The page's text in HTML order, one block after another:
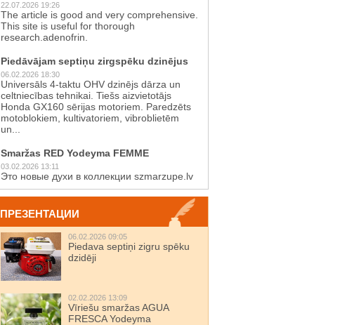
22.07.2026 19:26
The article is good and very comprehensive.
This site is useful for thorough
research.adenofrin.
Piedāvājam septiņu zirgspēku dzinējus
06.02.2026 18:30
Universāls 4-taktu OHV dzinējs dārza un
celtniecības tehnikai. Tiešs aizvietotājs
Honda GX160 sērijas motoriem. Paredzēts
motoblokiem, kultivatoriem, vibroblietēm
un...
Smaržas RED Yodeyma FEMME
03.02.2026 13:11
Это новые духи в коллекции szmarzupe.lv
ПРЕЗЕНТАЦИИ
06.02.2026 09:05
Piedava septiņi zigru spēku
dzidēji
02.02.2026 13:09
Vīriešu smaržas AGUA
FRESCA Yodeyma